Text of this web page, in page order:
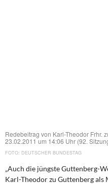
Memo-Gruppe
Institut Solidarische
Redebeitrag von Karl-Theodor Frhr.
23.02.2011 um 14:06 Uhr (92.
DEUTSCHER BUNDESTAG
„Auch die jüngste Guttenberg-
Karl-Theodor zu Guttenberg